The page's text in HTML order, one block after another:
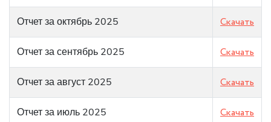
Отчет за октябрь 2025 Скачать
Отчет за сентябрь 2025 Скачать
Отчет за август 2025 Скачать
Отчет за июль 2025 Скачать